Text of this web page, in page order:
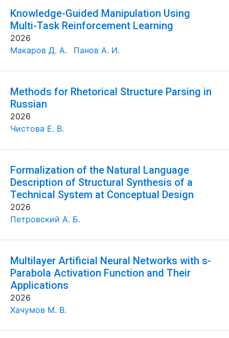
Knowledge-Guided Manipulation Using
Multi-Task Reinforcement Learning
2026
Макаров Д. А.
Панов А. И.
Methods for Rhetorical Structure Parsing in
Russian
2026
Чистова Е. В.
Formalization of the Natural Language
Description of Structural Synthesis of a
Technical System at Conceptual Design
2026
Петровский А. Б.
Multilayer Artificial Neural Networks with s-
Parabola Activation Function and Their
Applications
2026
Хачумов М. В.